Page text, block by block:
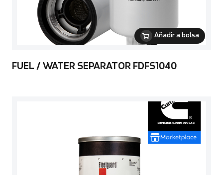
Añadir a bolsa
FUEL / WATER SEPARATOR FDFS1040